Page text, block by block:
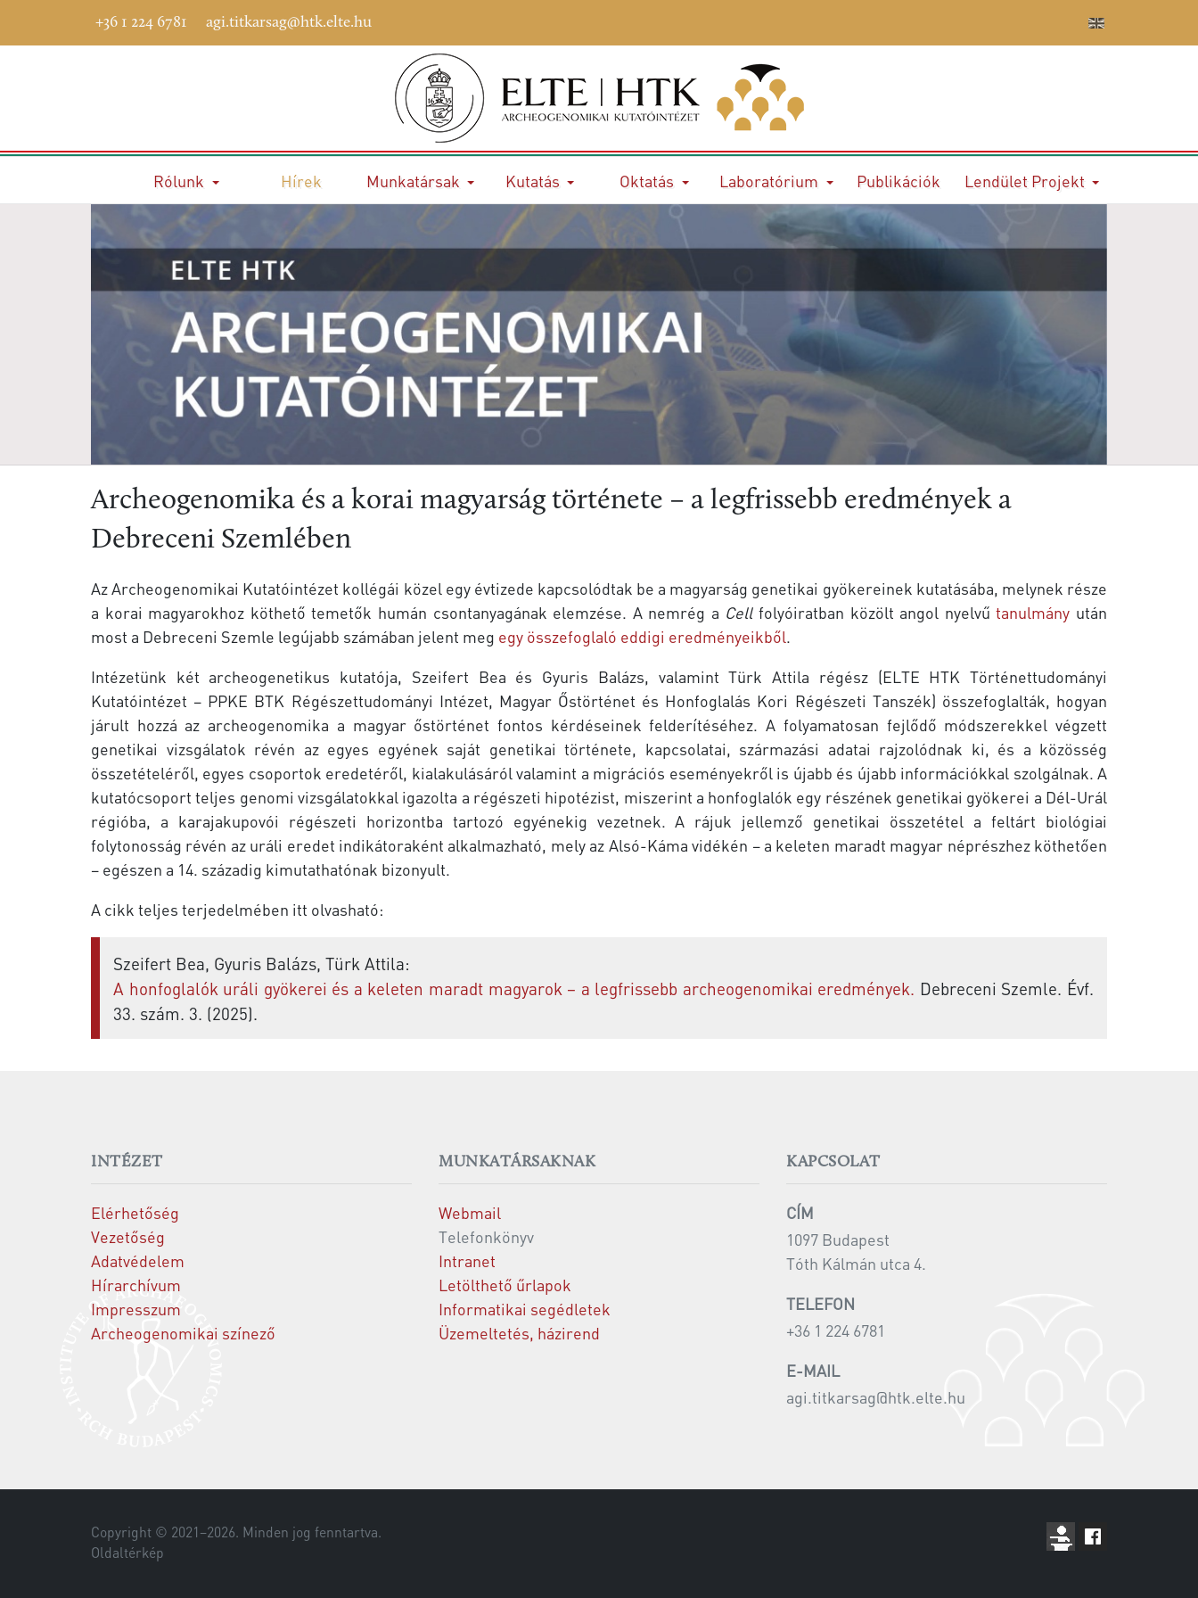
+36 1 224 6781 agi.titkarsag@htk.elte.hu
Rólunk Hírek Munkatársak Kutatás Oktatás Laboratórium Publikációk Lendület Projekt
Archeogenomika és a korai magyarság története – a legfrissebb eredmények a
Debreceni Szemlében
Az Archeogenomikai Kutatóintézet kollégái közel egy évtizede kapcsolódtak be a magyarság genetikai gyökereinek kutatásába, melynek része
a korai magyarokhoz köthető temetők humán csontanyagának elemzése. A nemrég a Cellfolyóiratban közölt angol nyelvűtanulmány után
most a Debreceni Szemle legújabb számában jelent meg egy összefoglaló eddigi eredményeikből.
Intézetünk két archeogenetikus kutatója, Szeifert Bea és Gyuris Balázs, valamint Türk Attila régész (ELTE HTK Történettudományi
Kutatóintézet – PPKE BTK Régészettudományi Intézet, Magyar Őstörténet és Honfoglalás Kori Régészeti Tanszék) összefoglalták, hogyan
járult hozzá az archeogenomika a magyar őstörténet fontos kérdéseinek felderítéséhez. A folyamatosan fejlődő módszerekkel végzett
genetikai vizsgálatok révén az egyes egyének saját genetikai története, kapcsolatai, származási adatai rajzolódnak ki, és a közösség
összetételéről, egyes csoportok eredetéről, kialakulásáról valamint a migrációs eseményekről is újabb és újabb információkkal szolgálnak. A
kutatócsoport teljes genomi vizsgálatokkal igazolta a régészeti hipotézist, miszerint a honfoglalók egy részének genetikai gyökerei a Dél-Urál
régióba, a karajakupovói régészeti horizontba tartozó egyénekig vezetnek. A rájuk jellemző genetikai összetétel a feltárt biológiai
folytonosság révén az uráli eredet indikátoraként alkalmazható, mely az Alsó-Káma vidékén – a keleten maradt magyar néprészhez köthetően
– egészen a 14. századig kimutathatónak bizonyult.
A cikk teljes terjedelmében itt olvasható:
Szeifert Bea, Gyuris Balázs, Türk Attila:
A honfoglalók uráli gyökerei és a keleten maradt magyarok – a legfrissebb archeogenomikai eredmények. Debreceni Szemle. Évf.
33. szám. 3. (2025).
INTÉZET
Elérhetőség
Vezetőség
Adatvédelem
Hírarchívum
Impresszum
Archeogenomikai színező
MUNKATÁRSAKNAK
Webmail
Telefonkönyv
Intranet
Letölthető űrlapok
Informatikai segédletek
Üzemeltetés, házirend
KAPCSOLAT
CÍM
1097 Budapest
Tóth Kálmán utca 4.
TELEFON
+36 1 224 6781
E-MAIL
agi.titkarsag@htk.elte.hu
Copyright © 2021–2026. Minden jog fenntartva.
Oldaltérkép